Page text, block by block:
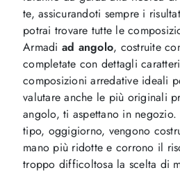
te, assicurandoti sempre i
potrai trovare tutte le
Armadi ad angolo, costruite
completate con dettagli
composizioni arredative ideali
valutare anche le più originali
angolo, ti aspettano in
tipo, oggigiorno, vengono
mano più ridotte e corrono il
troppo difficoltosa la scelta di